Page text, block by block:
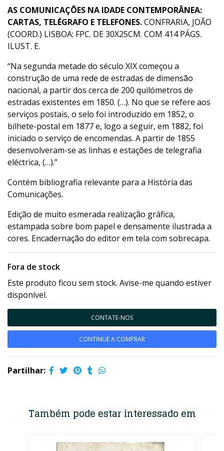
AS COMUNICAÇÕES NA IDADE CONTEMPORÂNEA:
CARTAS, TELÉGRAFO E TELEFONES.CONFRARIA, JOÃO
(COORD.) LISBOA: FPC. DE 30X25CM. COM 414 PÁGS.
ILUST. E.
“Na segunda metade do século XIX começou a
construção de uma rede de estradas de dimensão
nacional, a partir dos cerca de 200 quilómetros de
estradas existentes em 1850. (…). No que se refere aos
serviços postais, o selo foi introduzido em 1852, o
bilhete-postal em 1877 e, logo a seguir, em 1882, foi
iniciado o serviço de encomendas. A partir de 1855
desenvolveram-se as linhas e estações de telegrafia
eléctrica, (…).”
Contém bibliografia relevante para a História das
Comunicações.
Edição de muito esmerada realização gráfica,
estampada sobre bom papel e densamente ilustrada a
cores. Encadernação do editor em tela com sobrecapa.
Fora de stock
Este produto ficou sem stock. Avise-me quando estiver
disponível.
CONTATE-NOS
CONTINUE A COMPRAR
Partilhar:
Também pode estar interessado em